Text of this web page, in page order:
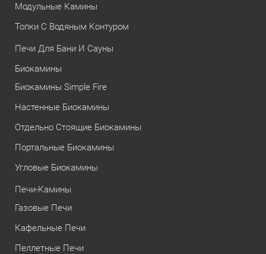
Модульные Камины
Топки С Водяным Контуром
Печи Для Бани И Сауны
Биокамины
Биокамины Simple Fire
Настенные Биокамины
Отдельно Стоящие Биокамины
Портальные Биокамины
Угловые Биокамины
Печи-Камины
Газовые Печи
Кафельные Печи
Пеллетные Печи